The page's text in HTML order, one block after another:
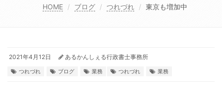
HOME ブログ つれづれ 東京も増加中
2021年4月12日 あるかんしぇる行政書士事務所
つれづれ ブログ 業務 つれづれ 業務